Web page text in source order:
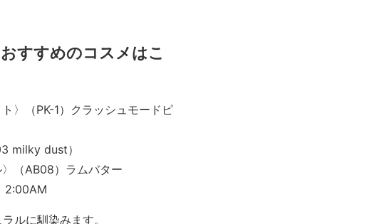
すすめのコスメはこ
〉（PK-1）クラッシュモードピ
milky dust）
（AB08）ラムバター
2:00AM
ルに馴染みます。